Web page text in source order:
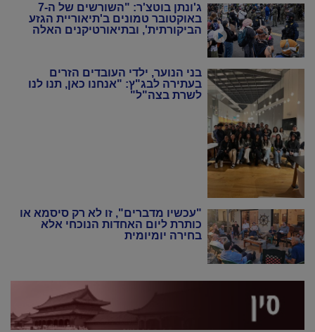
ג'ונתן בוטצ'ר: "השורשים של ה-7
באוקטובר טמונים ב'תיאוריית הגזע
הביקורתית', ובתיאורטיקנים האלה
בני הנוער, ילדי העובדים הזרים
בעתירה לבג"ץ: "אנחנו כאן, תנו לנו
לשרת בצה"ל"
"עכשיו מדברים", זו לא רק סיסמא או
כותרת ליום האחדות הנוכחי אלא
בחירה יומיומית